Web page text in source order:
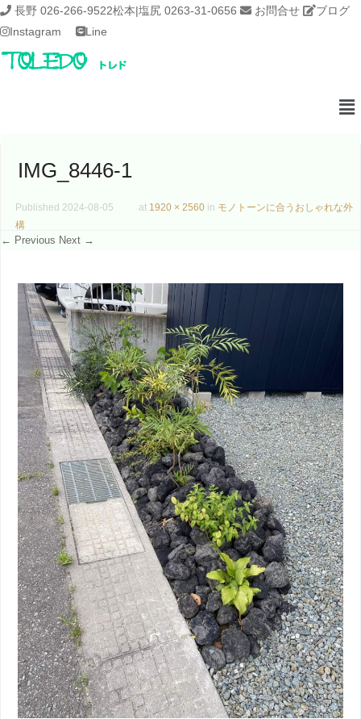
長野 026-266-9522松本|塩尻 0263-31-0656 お問合せ
ブログ
Instagram
Line
IMG_8446-1
Published 2024-08-05 at 1920 × 2560 in モノトーンに合うおしゃれな外
構
← Previous Next →